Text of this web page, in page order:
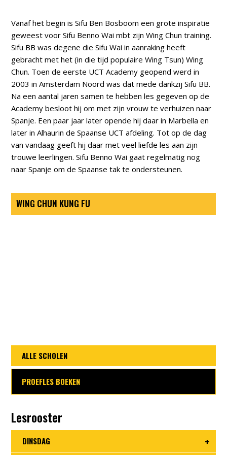
Vanaf het begin is Sifu Ben Bosboom een grote inspiratie
geweest voor Sifu Benno Wai mbt zijn Wing Chun training.
Sifu BB was degene die Sifu Wai in aanraking heeft
gebracht met het (in die tijd populaire Wing Tsun) Wing
Chun. Toen de eerste UCT Academy geopend werd in
2003 in Amsterdam Noord was dat mede dankzij Sifu BB.
Na een aantal jaren samen te hebben les gegeven op de
Academy besloot hij om met zijn vrouw te verhuizen naar
Spanje. Een paar jaar later opende hij daar in Marbella en
later in Alhaurin de Spaanse UCT afdeling. Tot op de dag
van vandaag geeft hij daar met veel liefde les aan zijn
trouwe leerlingen. Sifu Benno Wai gaat regelmatig nog
naar Spanje om de Spaanse tak te ondersteunen.
WING CHUN KUNG FU
ALLE SCHOLEN
PROEFLES BOEKEN
Lesrooster
DINSDAG